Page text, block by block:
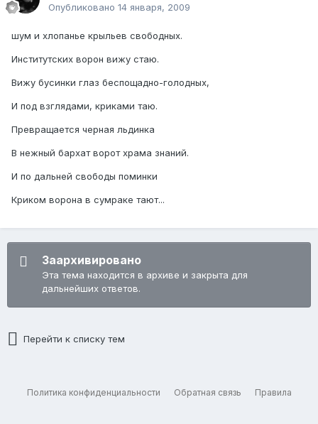
Опубликовано 14 января, 2009
шум и хлопанье крыльев свободных.
Институтских ворон вижу стаю.
Вижу бусинки глаз беспощадно-голодных,
И под взглядами, криками таю.
Превращается черная льдинка
В нежный бархат ворот храма знаний.
И по дальней свободы поминки
Криком ворона в сумраке тают...
Заархивировано
Эта тема находится в архиве и закрыта для
дальнейших ответов.
Перейти к списку тем
Политика конфиденциальности Обратная связь Правила